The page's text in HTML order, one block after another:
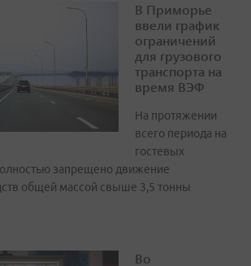
В Приморье
ввели график
ограничений
для грузового
транспорта на
время ВЭФ
На протяжении
всего периода на
гостевых
запрещено движение
общей массой свыше 3,5 тонны
Во